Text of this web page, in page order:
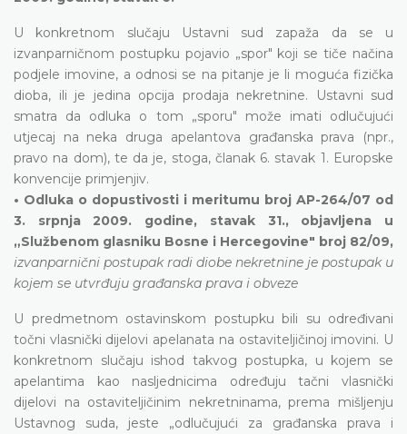
U konkretnom slučaju Ustavni sud zapaža da se u
izvanparničnom postupku pojavio „spor" koji se tiče načina
podjele imovine, a odnosi se na pitanje je li moguća fizička
dioba, ili je jedina opcija prodaja nekretnine. Ustavni sud
smatra da odluka o tom „sporu" može imati odlučujući
utjecaj na neka druga apelantova građanska prava (npr.,
pravo na dom), te da je, stoga, članak 6. stavak 1. Europske
konvencije primjenjiv.
• Odluka o dopustivosti i meritumu broj AP-264/07 od
3. srpnja 2009. godine, stavak 31., objavljena u
„Službenom glasniku Bosne i Hercegovine" broj 82/09,
izvanparnični postupak radi diobe nekretnine je postupak u
kojem se utvrđuju građanska prava i obveze
U predmetnom ostavinskom postupku bili su određivani
točni vlasnički dijelovi apelanata na ostaviteljičinoj imovini. U
konkretnom slučaju ishod takvog postupka, u kojem se
apelantima kao nasljednicima određuju tačni vlasnički
dijelovi na ostaviteljičinim nekretninama, prema mišljenju
Ustavnog suda, jeste „odlučujući za građanska prava i